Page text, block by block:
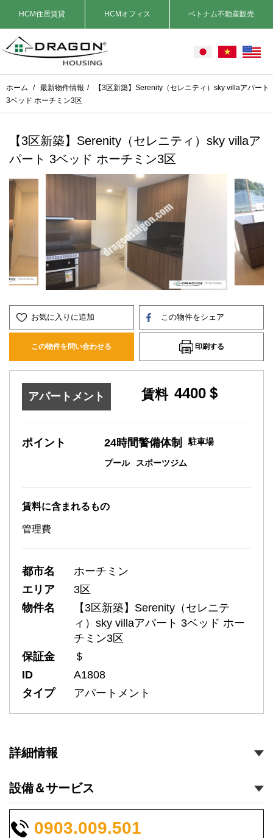
HCM住居賃貸 HCMオフィス ベトナム不動産販売
ホーム / 最新物件情報 /
【3区新築】Serenity（セレニティ）sky villaアパート
3ベッド ホーチミン3区
【3区新築】Serenity（セレニティ）sky villaア
パート 3ベッド ホーチミン3区
お気に入りに追加 この物件をシェア
この物件を問い合わせる 印刷する
アパートメント 賃料 4400＄
ポイント 24時間警備体制 駐車場
プール スポーツジム
賃料に含まれるもの
管理費
都市名
ホーチミン
エリア
3区
物件名
【3区新築】Serenity（セレニテ
ィ）sky villaアパート 3ベッド ホー
チミン3区
保証金
＄
ID
A1808
タイプ
アパートメント
詳細情報
設備＆サービス
0903.009.501